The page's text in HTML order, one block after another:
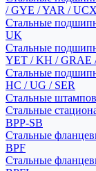
/ GYE / YAR / UCX
Стальные
UK
Стальные
YET / KH / GRAE
Стальные
HC / UG / SER
Стальные
Стальные
BPP-SB
Стальные
BPF
Стальные